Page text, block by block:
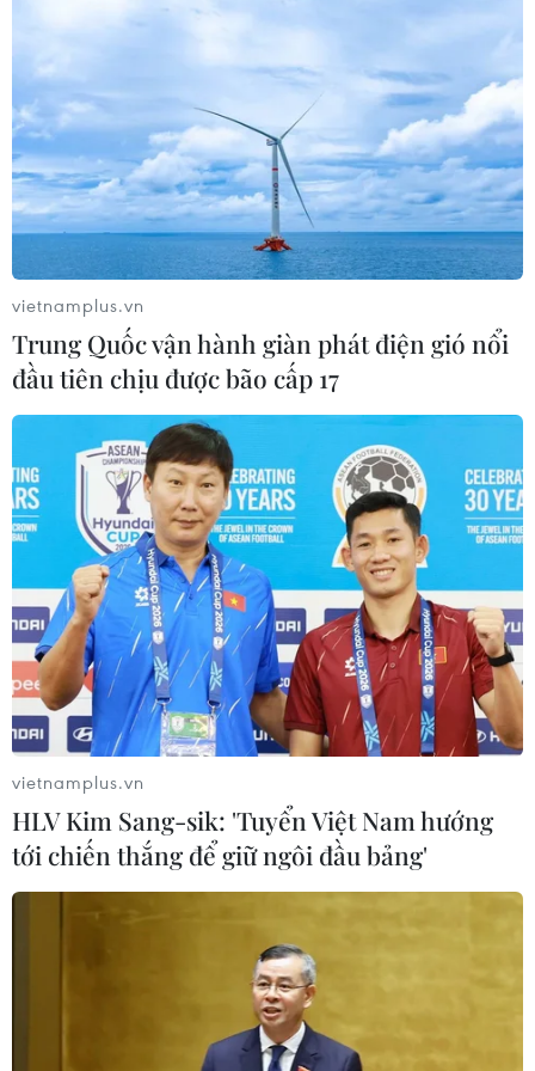
Đắk Lắk: Án phạt nghiêm minh với đối tượng
phá hoại đoàn kết dân tộc
Đồng Nai phát hiện công ty chế biến mủ
cao su xả thải trái phép
Lực lượng chức năng phát hiện công ty đang hoạt động
chế biến mủ cao su, phát sinh nước thải chưa qua xử lý
và xả trực tiếp ra môi trường tại khu vực Suối Rạt, thuộc
ấp Quân Y, xã Tân Lợi.
vietnamplus.vn
Trung Quốc vận hành giàn phát điện gió nổi
đầu tiên chịu được bão cấp 17
vietnamplus.vn
HLV Kim Sang-sik: 'Tuyển Việt Nam hướng
tới chiến thắng để giữ ngôi đầu bảng'